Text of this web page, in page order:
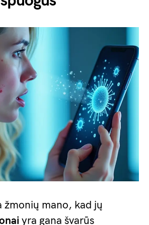
žmonių mano, kad jų
yra gana švarūs